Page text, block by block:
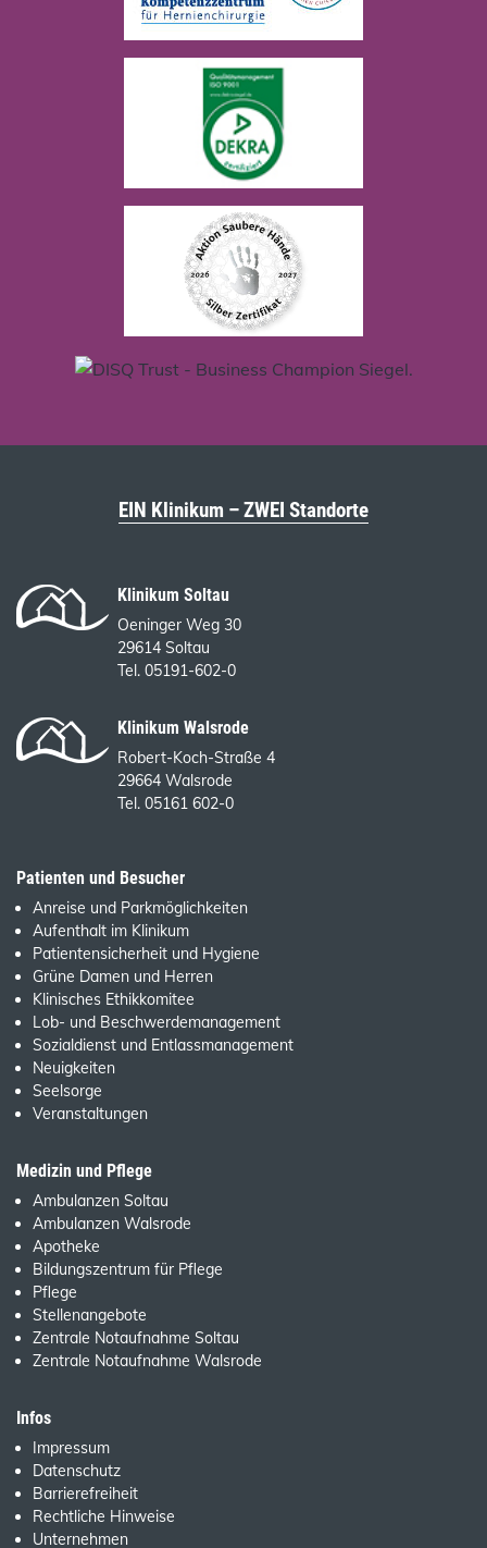
EIN Klinikum – ZWEI Standorte
Klinikum Soltau
Oeninger Weg 30
29614 Soltau
Tel. 05191-602-0
Klinikum Walsrode
Robert-Koch-Straße 4
29664 Walsrode
Tel. 05161 602-0
Patienten und Besucher
Anreise und Parkmöglichkeiten
Aufenthalt im Klinikum
Patientensicherheit und Hygiene
Grüne Damen und Herren
Klinisches Ethikkomitee
Lob- und Beschwerdemanagement
Sozialdienst und Entlassmanagement
Neuigkeiten
Seelsorge
Veranstaltungen
Medizin und Pflege
Ambulanzen Soltau
Ambulanzen Walsrode
Apotheke
Bildungszentrum für Pflege
Pflege
Stellenangebote
Zentrale Notaufnahme Soltau
Zentrale Notaufnahme Walsrode
Infos
Impressum
Datenschutz
Barrierefreiheit
Rechtliche Hinweise
Unternehmen